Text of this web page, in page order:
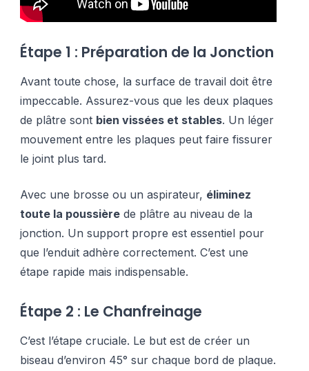
Étape 1 : Préparation de la Jonction
Avant toute chose, la surface de travail doit être
impeccable. Assurez-vous que les deux plaques
de plâtre sont bien vissées et stables. Un léger
mouvement entre les plaques peut faire fissurer
le joint plus tard.
Avec une brosse ou un aspirateur, éliminez
toute la poussière de plâtre au niveau de la
jonction. Un support propre est essentiel pour
que l’enduit adhère correctement. C’est une
étape rapide mais indispensable.
Étape 2 : Le Chanfreinage
C’est l’étape cruciale. Le but est de créer un
biseau d’environ 45° sur chaque bord de plaque.